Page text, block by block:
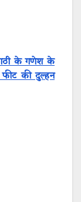
के गणेश के
की दुल्हन